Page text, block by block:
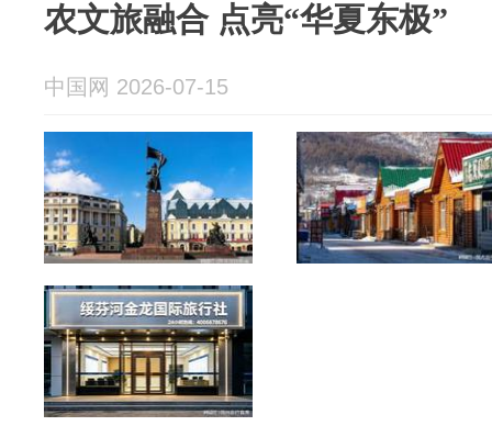
农文旅融合 点亮“华夏东极”
中国网 2026-07-15